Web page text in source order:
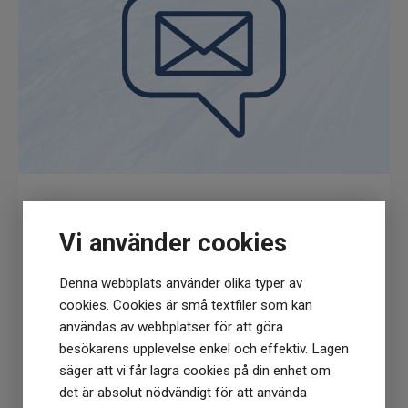
Vi använder cookies
Denna webbplats använder olika typer av
cookies. Cookies är små textfiler som kan
användas av webbplatser för att göra
besökarens upplevelse enkel och effektiv. Lagen
säger att vi får lagra cookies på din enhet om
det är absolut nödvändigt för att använda
nyhetsbrev
(Du får en kod till din mejl som gäller vid 1
köptillfälle på ordinarie priser)